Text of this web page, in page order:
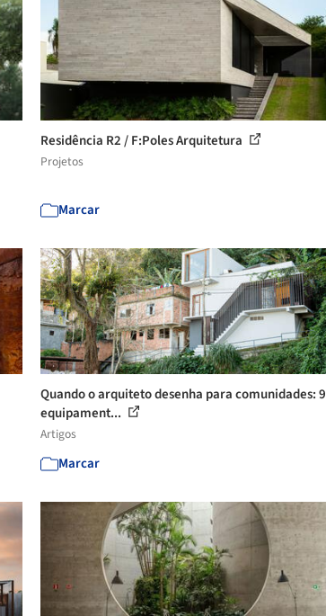
Residência R2 / F:Poles Arquitetura
Projetos
Marcar
Quando o arquiteto desenha para comunidades: 9
equipament...
Artigos
Marcar